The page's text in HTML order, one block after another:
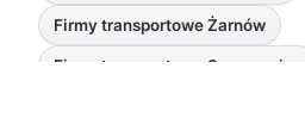
Firmy transportowe Żarnów
Firma transportowa Szczawnica